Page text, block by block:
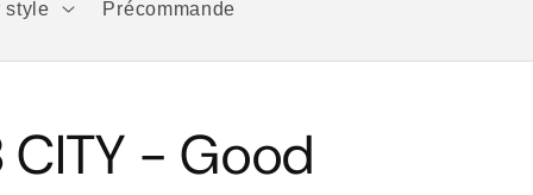
style Précommande
CITY - Good